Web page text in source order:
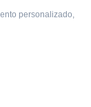
personalizado,